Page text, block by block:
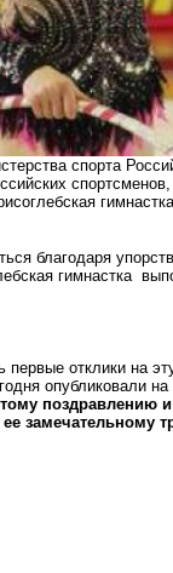
спорта
благодаря
гимнастка
отклики на
опубликовали
поздравлению